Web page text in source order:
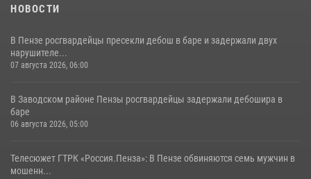
НОВОСТИ
В Пензе росгвардейцы пресекли дебош в баре и задержали двух
нарушителе...
07 августа 2026, 06:00
В Заводском районе Пензы росгвардейцы задержали дебошира в
баре
06 августа 2026, 05:00
Телесюжет ГТРК «Россия.Пенза»: В Пензе обвиняются семь мужчин в
мошенн...